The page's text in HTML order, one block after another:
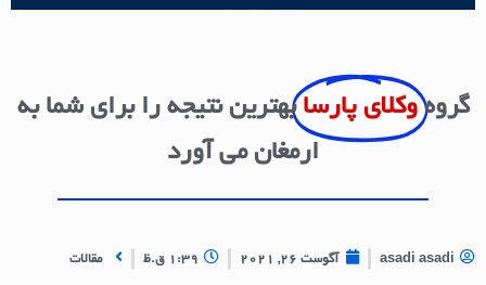
گروه وکلای پارسا بهترین نتیجه را برای شما به
ارمغان می آورد
asadi asadi آگوست 26, 2021 1:39 ق.ظ مقالات